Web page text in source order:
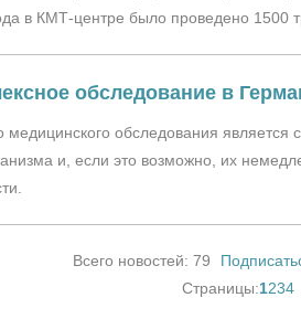
в КМТ-центре было проведено 1500
обследование в
обследования
и, если это возможно, их
Всего новостей: 79
Страницы:1234